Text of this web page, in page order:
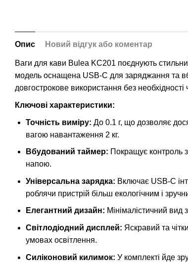
Опис Новий відгук або коментар
Ваги для кави Bulea KC201 поєднують
модель оснащена USB-C для заряджання та
довгострокове використання без необхідності
Ключові характеристики:
Точність виміру: До 0.1 г, що дозволяє
вагою навантаження 2 кг.
Вбудований таймер: Покращує контроль
напою.
Універсальна зарядка: Включає USB-C
роблячи пристрій більш екологічним і
Елегантний дизайн: Мінімалістичний вид
Світлодіодний дисплей: Яскравий та
умовах освітлення.
Силіконовий килимок: У комплекті йде